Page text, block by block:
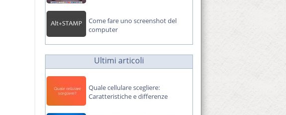
Come fare uno screenshot del
computer
Ultimi articoli
Quale cellulare scegliere:
Caratteristiche e differenze